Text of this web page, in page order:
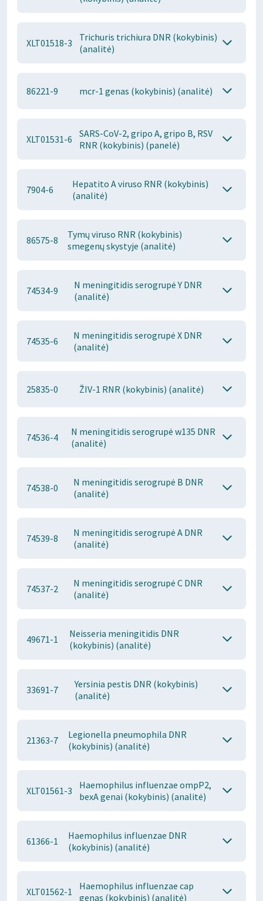
XLT01518-3
Trichuris trichiura DNR (kokybinis)
(analitė)
86221-9 mcr-1 genas (kokybinis) (analitė)
XLT01531-6
SARS-CoV-2, gripo A, gripo B, RSV
RNR (kokybinis) (panelė)
7904-6
Hepatito A viruso RNR (kokybinis)
(analitė)
86575-8
Tymų viruso RNR (kokybinis)
smegenų skystyje (analitė)
74534-9
N meningitidis serogrupė Y DNR
(analitė)
74535-6
N meningitidis serogrupė X DNR
(analitė)
25835-0 ŽIV-1 RNR (kokybinis) (analitė)
74536-4
N meningitidis serogrupė w135 DNR
(analitė)
74538-0
N meningitidis serogrupė B DNR
(analitė)
74539-8
N meningitidis serogrupė A DNR
(analitė)
74537-2
N meningitidis serogrupė C DNR
(analitė)
49671-1
Neisseria meningitidis DNR
(kokybinis) (analitė)
33691-7
Yersinia pestis DNR (kokybinis)
(analitė)
21363-7
Legionella pneumophila DNR
(kokybinis) (analitė)
XLT01561-3
Haemophilus influenzae ompP2,
bexA genai (kokybinis) (analitė)
61366-1
Haemophilus influenzae DNR
(kokybinis) (analitė)
XLT01562-1
Haemophilus influenzae cap
genas (kokybinis) (analitė)